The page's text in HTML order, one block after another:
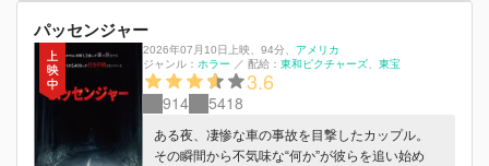
パッセンジャー
2026年07月10日上映、 94分、 アメリカ
ジャンル： ホラー ／ 配給： 東和ピクチャーズ 東宝
3.6
914 5418
ある夜、凄惨な車の事故を目撃したカップル。
その瞬間から不気味な“何か”が彼らを追い始め